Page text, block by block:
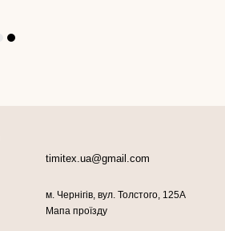
timitex.ua@gmail.com
м. Чернігів, вул. Толстого, 125А
Мапа проїзду